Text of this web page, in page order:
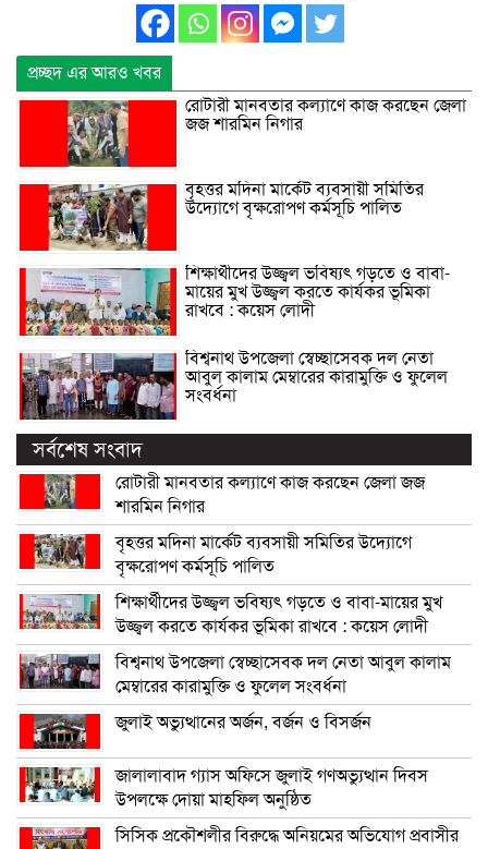
প্রচ্ছদ এর আরও খবর
রোটারী মানবতার কল্যাণে কাজ করছেন জেলা
জজ শারমিন নিগার
বৃহত্তর মদিনা মার্কেট ব্যবসায়ী সমিতির
উদ্যোগে বৃক্ষরোপণ কর্মসূচি পালিত
শিক্ষার্থীদের উজ্জ্বল ভবিষ্যৎ গড়তে ও বাবা-
মায়ের মুখ উজ্জ্বল করতে কার্যকর ভূমিকা
রাখবে : কয়েস লোদী
বিশ্বনাথ উপজেলা স্বেচ্ছাসেবক দল নেতা
আবুল কালাম মেম্বারের কারামুক্তি ও ফুলেল
সংবর্ধনা
সর্বশেষ সংবাদ
রোটারী মানবতার কল্যাণে কাজ করছেন জেলা জজ
শারমিন নিগার
বৃহত্তর মদিনা মার্কেট ব্যবসায়ী সমিতির উদ্যোগে
বৃক্ষরোপণ কর্মসূচি পালিত
শিক্ষার্থীদের উজ্জ্বল ভবিষ্যৎ গড়তে ও বাবা-মায়ের মুখ
উজ্জ্বল করতে কার্যকর ভূমিকা রাখবে : কয়েস লোদী
বিশ্বনাথ উপজেলা স্বেচ্ছাসেবক দল নেতা আবুল কালাম
মেম্বারের কারামুক্তি ও ফুলেল সংবর্ধনা
জুলাই অভ্যুত্থানের অর্জন, বর্জন ও বিসর্জন
জালালাবাদ গ্যাস অফিসে জুলাই গণঅভ্যুত্থান দিবস
উপলক্ষে দোয়া মাহফিল অনুষ্ঠিত
সিসিক প্রকৌশলীর বিরুদ্ধে অনিয়মের অভিযোগ প্রবাসীর